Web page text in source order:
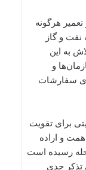
هرگونه
و گاز
به این
و
سفارشات
برای تقویت
و اراده
رسیده است
تذکر جدی